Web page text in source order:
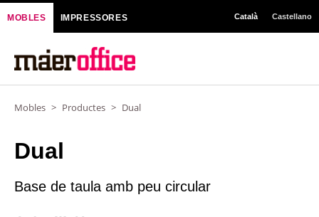
contingut
MOBLES IMPRESSORES Català Castellano
Mobles > Productes > Dual
Dual
Base de taula amb peu circular